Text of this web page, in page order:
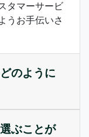
タマーサービ
うお手伝いさ
のように
ぶことが